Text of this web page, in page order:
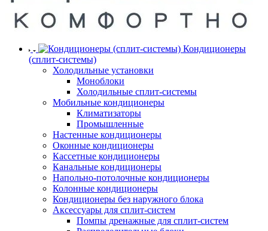
Кондиционеры
(сплит-системы)
Холодильные установки
Моноблоки
Холодильные сплит-системы
Мобильные кондиционеры
Климатизаторы
Промышленные
Настенные кондиционеры
Оконные кондиционеры
Кассетные кондиционеры
Канальные кондиционеры
Напольно-потолочные кондиционеры
Колонные кондиционеры
Кондиционеры без наружного блока
Аксессуары для сплит-систем
Помпы дренажные для сплит-систем